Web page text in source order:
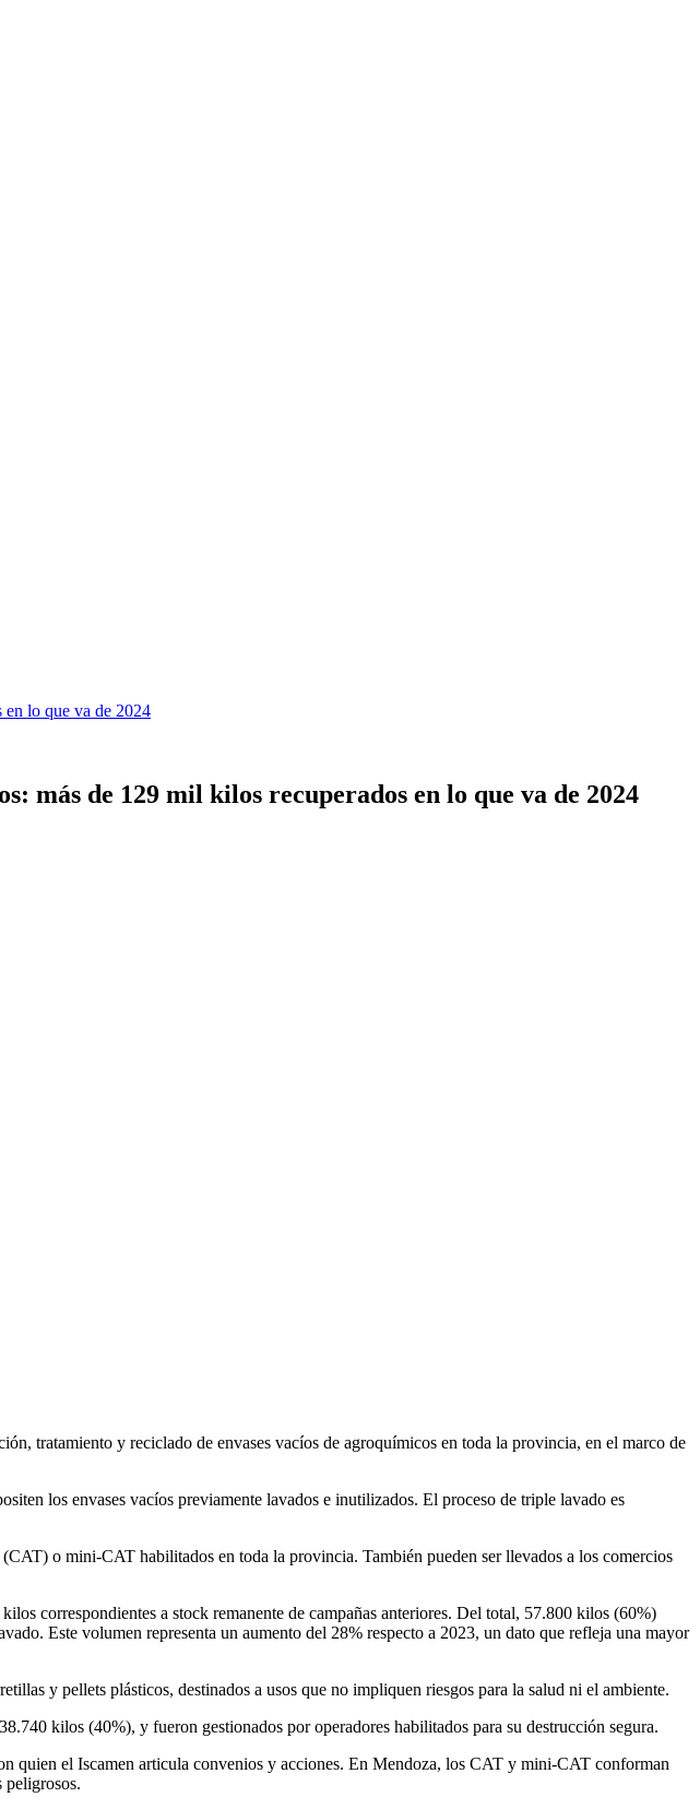
en lo que va de 2024
más de 129 mil kilos recuperados en lo que va de 2024
tratamiento y reciclado de envases vacíos de agroquímicos en toda la provincia, en el marco de
los envases vacíos previamente lavados e inutilizados. El proceso de triple lavado es
o mini-CAT habilitados en toda la provincia. También pueden ser llevados a los comercios
correspondientes a stock remanente de campañas anteriores. Del total, 57.800 kilos (60%)
Este volumen representa un aumento del 28% respecto a 2023, un dato que refleja una mayor
y pellets plásticos, destinados a usos que no impliquen riesgos para la salud ni el ambiente.
kilos (40%), y fueron gestionados por operadores habilitados para su destrucción segura.
quien el Iscamen articula convenios y acciones. En Mendoza, los CAT y mini-CAT conforman
peligrosos.